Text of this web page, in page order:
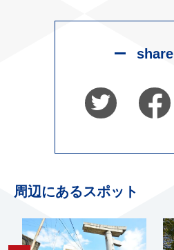
share
周辺にあるスポット